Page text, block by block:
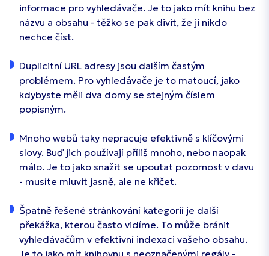
informace pro vyhledávače. Je to jako mít knihu bez
názvu a obsahu - těžko se pak divit, že ji nikdo
nechce číst.
Duplicitní URL adresy jsou dalším častým
problémem. Pro vyhledávače je to matoucí, jako
kdybyste měli dva domy se stejným číslem
popisným.
Mnoho webů taky nepracuje efektivně s klíčovými
slovy. Buď jich používají příliš mnoho, nebo naopak
málo. Je to jako snažit se upoutat pozornost v davu
- musíte mluvit jasně, ale ne křičet.
Špatně řešené stránkování kategorií je další
překážka, kterou často vidíme. To může bránit
vyhledávačům v efektivní indexaci vašeho obsahu.
Je to jako mít knihovnu s neoznačenými regály -